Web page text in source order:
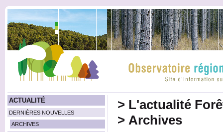
ACTUALITÉ
DERNIÈRES NOUVELLES
ARCHIVES
> L'actualité
> Archives